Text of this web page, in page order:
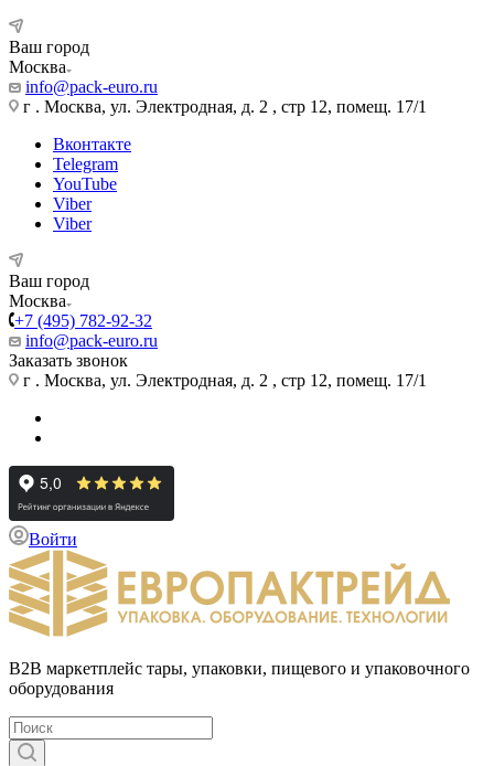
Ваш город
Москва
info@pack-euro.ru
г . Москва, ул. Электродная, д. 2 , стр 12, помещ. 17/1
Вконтакте
Telegram
YouTube
Viber
Viber
Ваш город
Москва
+7 (495) 782-92-32
info@pack-euro.ru
Заказать звонок
г . Москва, ул. Электродная, д. 2 , стр 12, помещ. 17/1
Войти
B2B маркетплейс тары, упаковки, пищевого и упаковочного
оборудования